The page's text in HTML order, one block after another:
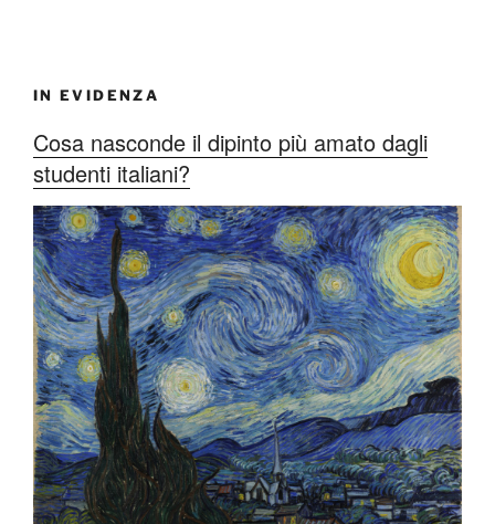
IN EVIDENZA
Cosa nasconde il dipinto più amato dagli
studenti italiani?